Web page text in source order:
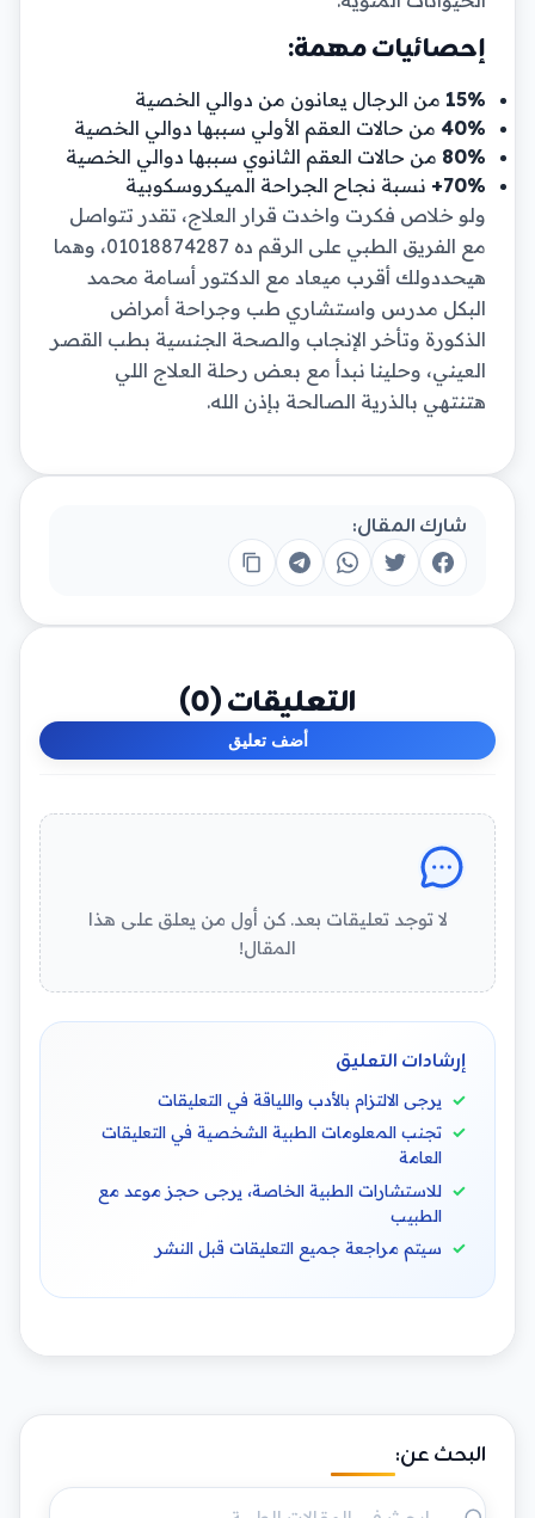
البحث عن:
إحصائيات مهمة:
15% من الرجال يعانون من دوالي الخصية
40% من حالات العقم الأولي سببها دوالي الخصية
80% من حالات العقم الثانوي سببها دوالي الخصية
70%+
نسبة نجاح الجراحة الميكروسكوبية
ولو خلاص فكرت واخدت قرار العلاج، تقدر تتواصل
مع الفريق الطبي على الرقم ده 01018874287، وهما
هيحددولك أقرب ميعاد مع الدكتور أسامة محمد
البكل مدرس واستشاري طب وجراحة أمراض
الذكورة وتأخر الإنجاب والصحة الجنسية بطب القصر
العيني، وحلينا نبدأ مع بعض رحلة العلاج اللي
هتنتهي بالذرية الصالحة بإذن الله.
شارك المقال:
التعليقات (0
)
أضف تعليق
لا توجد تعليقات بعد. كن أول من يعلق على هذا
المقال!
إرشادات التعليق
يرجى الالتزام بالأدب واللياقة في التعليقات
تجنب المعلومات الطبية الشخصية في التعليقات
العامة
للاستشارات الطبية الخاصة، يرجى حجز موعد مع
الطبيب
سيتم مراجعة جميع التعليقات قبل النشر